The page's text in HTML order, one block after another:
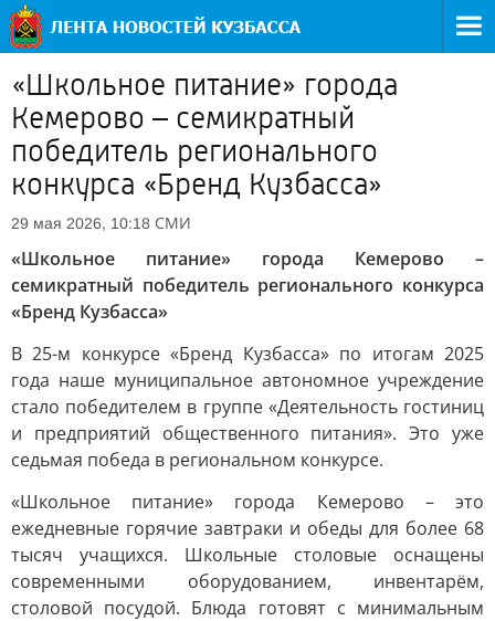
«Школьное питание» города
Кемерово – семикратный
победитель регионального
конкурса «Бренд Кузбасса»
29 мая 2026, 10:18 СМИ
«Школьное питание» города Кемерово –
семикратный победитель регионального конкурса
«Бренд Кузбасса»
В 25-м конкурсе «Бренд Кузбасса» по итогам 2025
года наше муниципальное автономное учреждение
стало победителем в группе «Деятельность гостиниц
и предприятий общественного питания». Это уже
седьмая победа в региональном конкурсе.
«Школьное питание» города Кемерово – это
ежедневные горячие завтраки и обеды для более 68
тысяч учащихся. Школьные столовые оснащены
современными оборудованием, инвентарём,
столовой посудой. Блюда готовят с минимальным